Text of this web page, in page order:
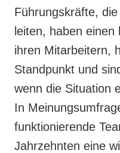
Führungskräfte,
leiten, haben einen
ihren Mitarbeitern,
Standpunkt und
wenn die Situation
In
funktionierende
Jahrzehnten eine